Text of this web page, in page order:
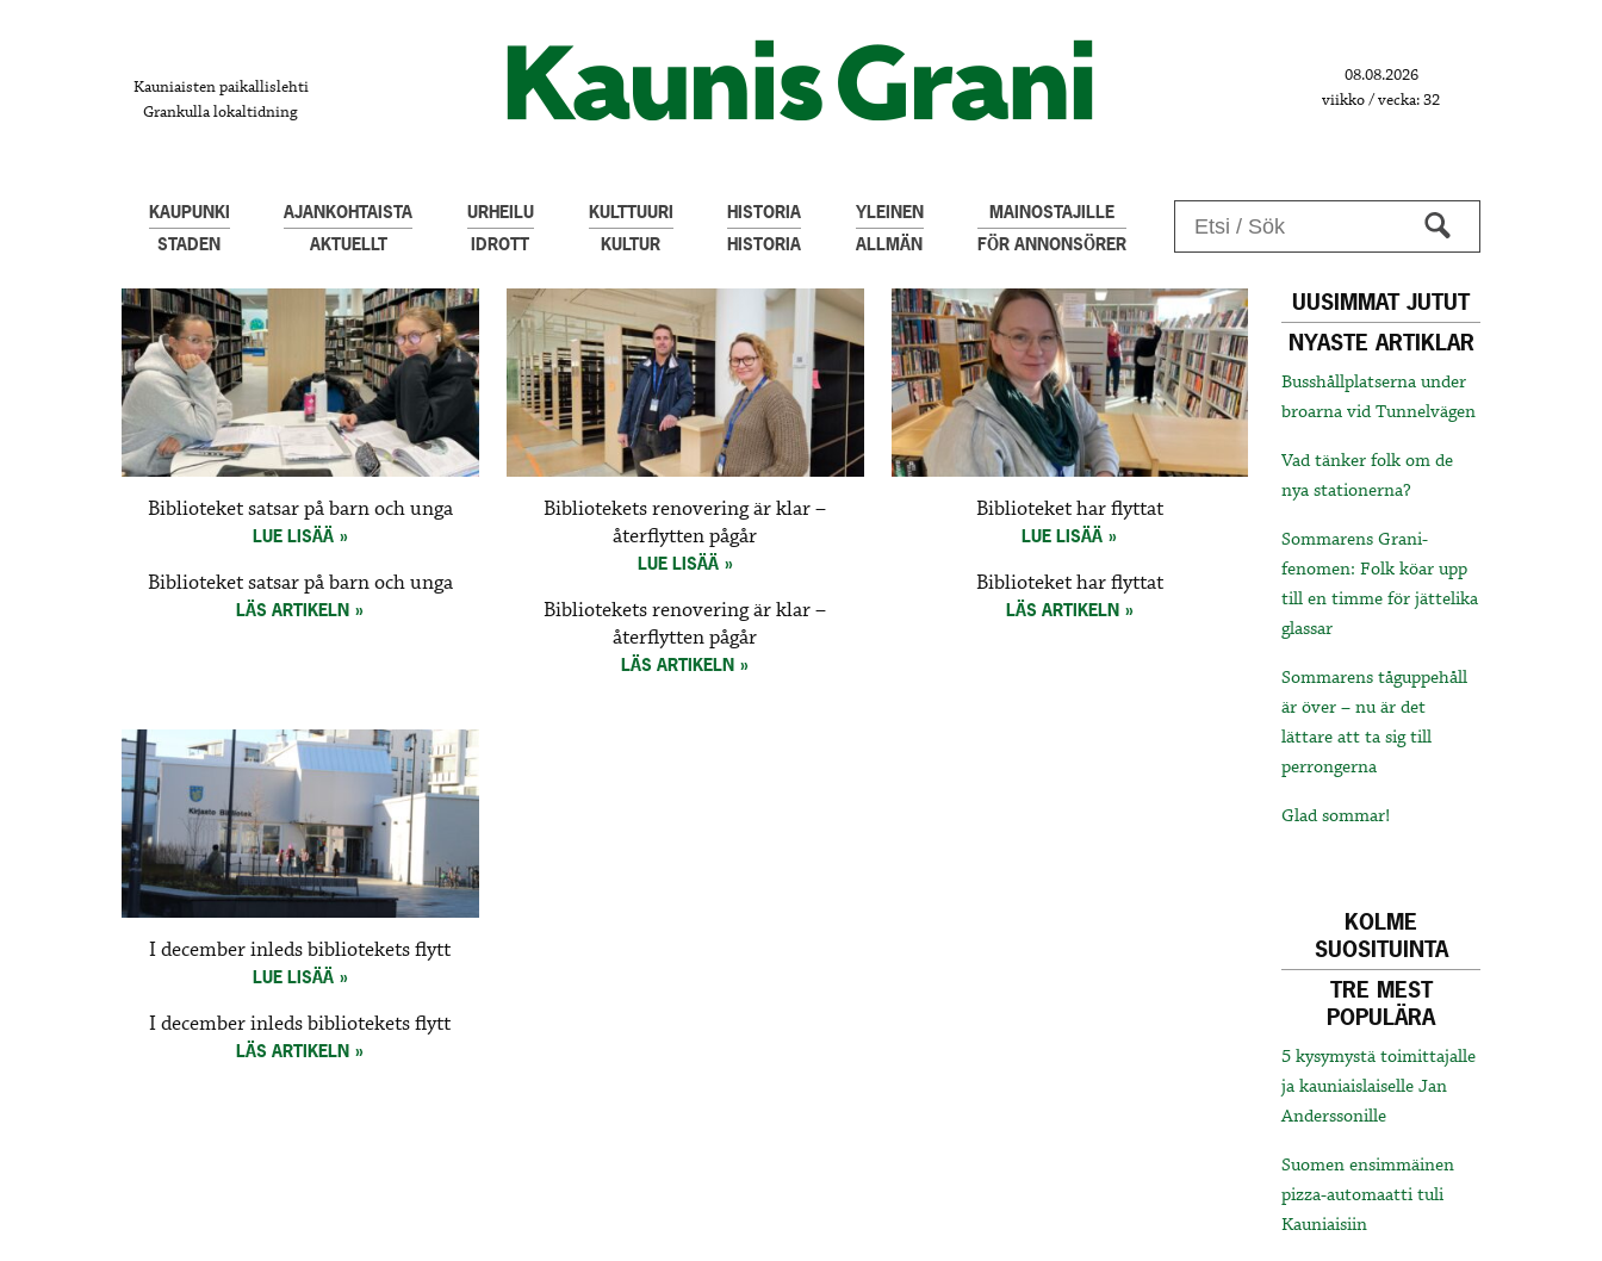
Kauniaisten paikallislehti
Grankulla lokaltidning
08.08.2026
viikko / vecka: 32
KAUPUNKI
STADEN
AJANKOHTAISTA
AKTUELLT
URHEILU
IDROTT
KULTTUURI
KULTUR
HISTORIA
HISTORIA
YLEINEN
ALLMÄN
MAINOSTAJILLE
FÖR ANNONSÖRER
Biblioteket satsar på barn och unga
LUE LISÄÄ
Biblioteket satsar på barn och unga
LÄS ARTIKELN
Bibliotekets renovering är klar –
återflytten pågår
LUE LISÄÄ
Bibliotekets renovering är klar –
återflytten pågår
LÄS ARTIKELN
Biblioteket har flyttat
LUE LISÄÄ
Biblioteket har flyttat
LÄS ARTIKELN
I december inleds bibliotekets flytt
LUE LISÄÄ
I december inleds bibliotekets flytt
LÄS ARTIKELN
UUSIMMAT JUTUT
NYASTE ARTIKLAR
Busshållplatserna under
broarna vid Tunnelvägen
Vad tänker folk om de
nya stationerna?
Sommarens Grani-
fenomen: Folk köar upp
till en timme för jättelika
glassar
Sommarens tåguppehåll
är över – nu är det
lättare att ta sig till
perrongerna
Glad sommar!
KOLME
SUOSITUINTA
TRE MEST
POPULÄRA
5 kysymystä toimittajalle
ja kauniaislaiselle Jan
Anderssonille
Suomen ensimmäinen
pizza-automaatti tuli
Kauniaisiin